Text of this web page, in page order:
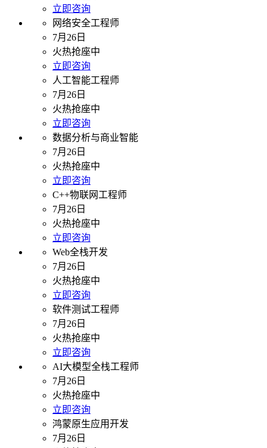
立即咨询
网络安全工程师
7月26日
火热抢座中
立即咨询
人工智能工程师
7月26日
火热抢座中
立即咨询
数据分析与商业智能
7月26日
火热抢座中
立即咨询
C++物联网工程师
7月26日
火热抢座中
立即咨询
Web全栈开发
7月26日
火热抢座中
立即咨询
软件测试工程师
7月26日
火热抢座中
立即咨询
AI大模型全栈工程师
7月26日
火热抢座中
立即咨询
鸿蒙原生应用开发
7月26日